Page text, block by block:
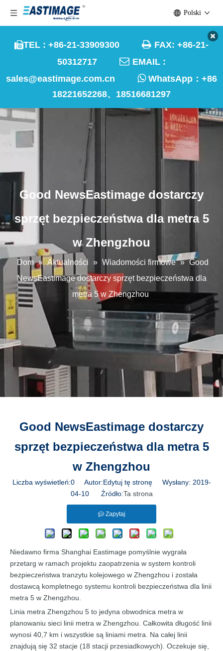
TEL : +86-21-33909300  FAX: +86-21-
50312717  EMAIL :
sales@eastimage.com.cn
WhatsApp： +86
18221652268、18516681297
Polski
Good NewsEastimage dostarczy
sprzęt bezpieczeństwa dla metra 5
w Zhengzhou
Dom » Aktualności » Wiadomości firmowe » Good
NewsEastimage dostarczy sprzęt bezpieczeństwa dla
metra 5 w Zhengzhou
Good NewsEastimage dostarczy
sprzęt bezpieczeństwa dla metra 5
w Zhengzhou
Liczba wyświetleń:0Autor:Edytuj tę stronę Wysłany: 2019-
04-10 Źródło:Ta strona
Zapytaj
Niedawno firma Shanghai Eastimage pomyślnie wygrała
przetarg w ramach projektu zaopatrzenia w system kontroli
bezpieczeństwa tranzytu kolejowego w Zhengzhou i została
dostawcą kompletnego systemu kontroli bezpieczeństwa dla linii
metra 5 w Zhengzhou.
Linia metra Zhengzhou 5 to jedyna obwodnica metra w
planowaniu sieci linii metra w Zhengzhou. Całkowita długość linii
wynosi 40,7 km i wszystkie są liniami metra. Na całej linii
znajdują się 32 stacje (18 stacji przesiadkowych). Oczekuje się,